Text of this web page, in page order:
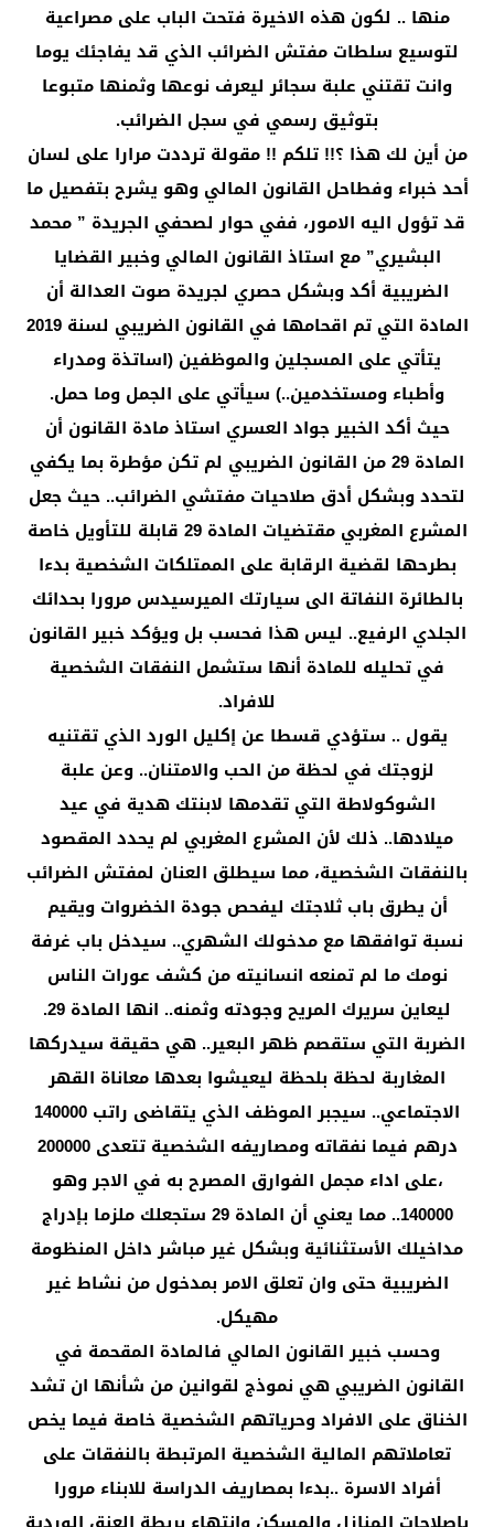
منها .. لكون هذه الاخيرة فتحت الباب على مصراعية
لتوسيع سلطات مفتش الضرائب الذي قد يفاجئك يوما
وانت تقتني علبة سجائر ليعرف نوعها وثمنها متبوعا
بتوثيق رسمي في سجل الضرائب.
من أين لك هذا ؟!! تلكم !! مقولة ترددت مرارا على لسان
أحد خبراء وفطاحل القانون المالي وهو يشرح بتفصيل ما
قد تؤول اليه الامور، ففي حوار لصحفي الجريدة ” محمد
البشيري” مع استاذ القانون المالي وخبير القضايا
الضريبية أكد وبشكل حصري لجريدة صوت العدالة أن
المادة التي تم اقحامها في القانون الضريبي لسنة 2019
يتأتي على المسجلين والموظفين (اساتذة ومدراء
وأطباء ومستخدمين..) سيأتي على الجمل وما حمل.
حيث أكد الخبير جواد العسري استاذ مادة القانون أن
المادة 29 من القانون الضريبي لم تكن مؤطرة بما يكفي
لتحدد وبشكل أدق صلاحيات مفتشي الضرائب.. حيث جعل
المشرع المغربي مقتضيات المادة 29 قابلة للتأويل خاصة
بطرحها لقضية الرقابة على الممتلكات الشخصية بدءا
بالطائرة النفاتة الى سيارتك الميرسيدس مرورا بحدائك
الجلدي الرفيع.. ليس هذا فحسب بل ويؤكد خبير القانون
في تحليله للمادة أنها ستشمل النفقات الشخصية
للافراد.
يقول .. ستؤدي قسطا عن إكليل الورد الذي تقتنيه
لزوجتك في لحظة من الحب والامتنان.. وعن علبة
الشوكولاطة التي تقدمها لابنتك هدية في عيد
ميلادها.. ذلك لأن المشرع المغربي لم يحدد المقصود
بالنفقات الشخصية، مما سيطلق العنان لمفتش الضرائب
أن يطرق باب ثلاجتك ليفحص جودة الخضروات ويقيم
نسبة توافقها مع مدخولك الشهري.. سيدخل باب غرفة
نومك ما لم تمنعه انسانيته من كشف عورات الناس
ليعاين سريرك المريح وجودته وثمنه.. انها المادة 29.
الضربة التي ستقصم ظهر البعير.. هي حقيقة سيدركها
المغاربة لحظة بلحظة ليعيشوا بعدها معاناة القهر
الاجتماعي.. سيجبر الموظف الذي يتقاضى راتب 140000
درهم فيما نفقاته ومصاريفه الشخصية تتعدى 200000
،على اداء مجمل الفوارق المصرح به في الاجر وهو
140000.. مما يعني أن المادة 29 ستجعلك ملزما بإدراج
مداخيلك الأستثنائية وبشكل غير مباشر داخل المنظومة
الضريبية حتى وان تعلق الامر بمدخول من نشاط غير
مهيكل.
وحسب خبير القانون المالي فالمادة المقحمة في
القانون الضريبي هي نموذج لقوانين من شأنها ان تشد
الخناق على الافراد وحرياتهم الشخصية خاصة فيما يخص
تعاملاتهم المالية الشخصية المرتبطة بالنفقات على
أفراد الاسرة ..بدءا بمصاريف الدراسة للابناء مرورا